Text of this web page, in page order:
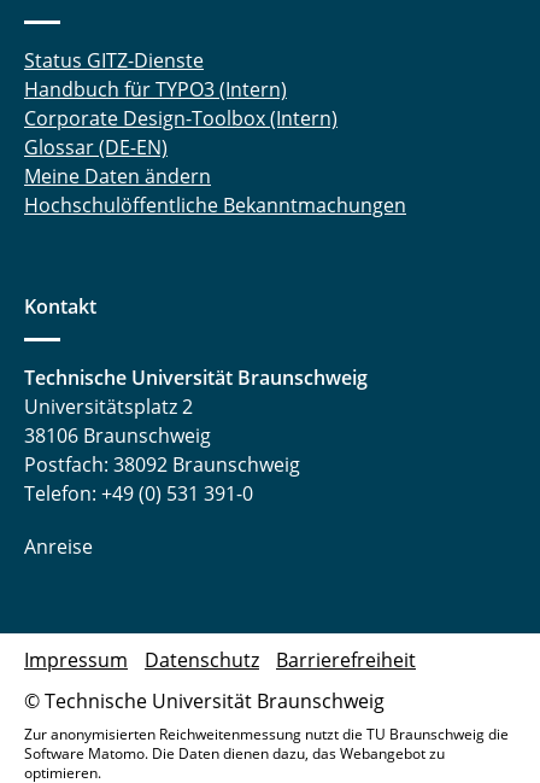
Status GITZ-Dienste
Handbuch für TYPO3 (Intern)
Corporate Design-Toolbox (Intern)
Glossar (DE-EN)
Meine Daten ändern
Hochschulöffentliche Bekanntmachungen
Kontakt
Technische Universität Braunschweig
Universitätsplatz 2
38106 Braunschweig
Postfach: 38092 Braunschweig
Telefon: +49 (0) 531 391-0
Anreise
© Technische Universität Braunschweig
Impressum Datenschutz Barrierefreiheit
Zur anonymisierten Reichweitenmessung nutzt die TU Braunschweig die
Software Matomo. Die Daten dienen dazu, das Webangebot zu
optimieren.